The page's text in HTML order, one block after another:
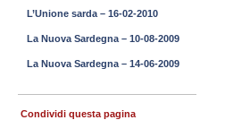
L’Unione sarda – 16-02-2010
La Nuova Sardegna – 10-08-2009
La Nuova Sardegna – 14-06-2009
Condividi questa pagina